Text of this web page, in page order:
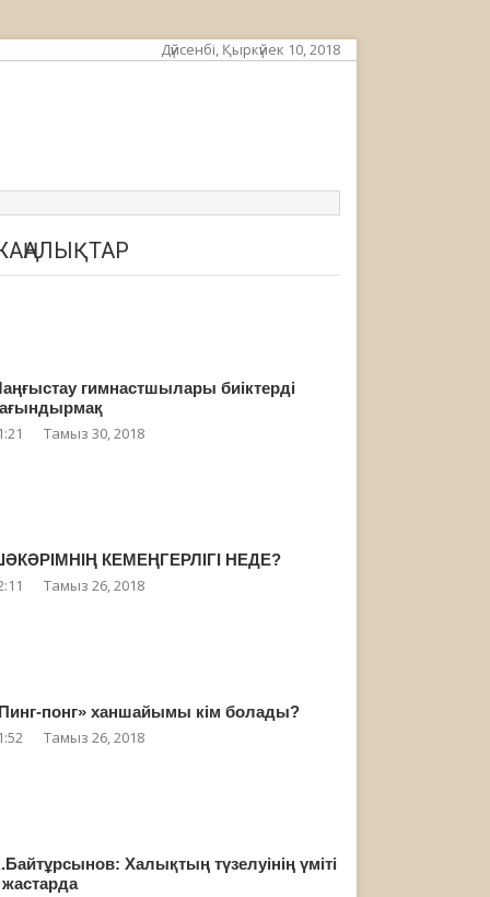
Дүйсенбі, Қыркүйек 10, 2018
гимнастшылары биіктерді
Тамыз 30, 2018
КЕМЕҢГЕРЛІГІ НЕДЕ?
Тамыз 26, 2018
понг» ханшайымы кім болады?
Тамыз 26, 2018
Халықтың түзелуінің үміті
жастарда